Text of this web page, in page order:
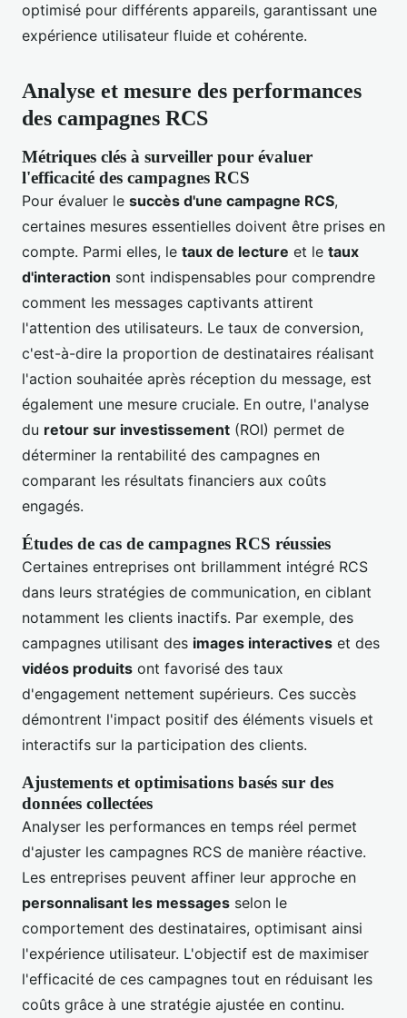
optimisé pour différents appareils, garantissant une
expérience utilisateur fluide et cohérente.
Analyse et mesure des performances
des campagnes RCS
Métriques clés à surveiller pour évaluer
l'efficacité des campagnes RCS
Pour évaluer le succès d'une campagne RCS,
certaines mesures essentielles doivent être prises en
compte. Parmi elles, le taux de lecture et le taux
d'interaction sont indispensables pour comprendre
comment les messages captivants attirent
l'attention des utilisateurs. Le taux de conversion,
c'est-à-dire la proportion de destinataires réalisant
l'action souhaitée après réception du message, est
également une mesure cruciale. En outre, l'analyse
du retour sur investissement (ROI) permet de
déterminer la rentabilité des campagnes en
comparant les résultats financiers aux coûts
engagés.
Études de cas de campagnes RCS réussies
Certaines entreprises ont brillamment intégré RCS
dans leurs stratégies de communication, en ciblant
notamment les clients inactifs. Par exemple, des
campagnes utilisant des images interactives et des
vidéos produits ont favorisé des taux
d'engagement nettement supérieurs. Ces succès
démontrent l'impact positif des éléments visuels et
interactifs sur la participation des clients.
Ajustements et optimisations basés sur des
données collectées
Analyser les performances en temps réel permet
d'ajuster les campagnes RCS de manière réactive.
Les entreprises peuvent affiner leur approche en
personnalisant les messages selon le
comportement des destinataires, optimisant ainsi
l'expérience utilisateur. L'objectif est de maximiser
l'efficacité de ces campagnes tout en réduisant les
coûts grâce à une stratégie ajustée en continu.